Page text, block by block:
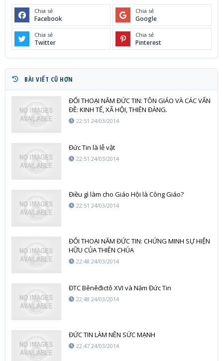
Chia sẻ
Facebook
Chia sẻ
Google
Chia sẻ
Twitter
Chia sẻ
Pinterest
BÀI VIẾT CŨ HƠN
ĐỐI THOẠI NĂM ĐỨC TIN: TÔN GIÁO VÀ CÁC VẤN
ĐỀ: KINH TẾ, XÃ HỘI, THIÊN ĐÀNG.
22:51 24/03/2014
Đức Tin là lễ vật
22:51 24/03/2014
Điều gì làm cho Giáo Hội là Công Giáo?
22:51 24/03/2014
ĐỐI THOẠI NĂM ĐỨC TIN: CHỨNG MINH SỰ HIỆN
HỮU CỦA THIÊN CHÚA
22:48 24/03/2014
ĐTC Bênêđictô XVI và Năm Đức Tin
22:48 24/03/2014
ĐỨC TIN LÀM NÊN SỨC MẠNH
22:47 24/03/2014